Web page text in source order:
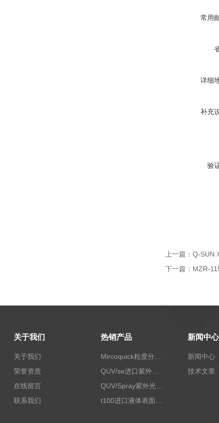
常用
详细
补充
验
上一篇： Q-SUN
下一篇： MZR-
关于我们
关于我们
荣誉资质
在线留言
联系我们
热销产品
QUV/se进口紫外老化试验箱Q-lab
QUV/Spray紫外光加速老化试验箱
t100进口液体表面张力测试仪
新闻中心
新闻中心
技术文章